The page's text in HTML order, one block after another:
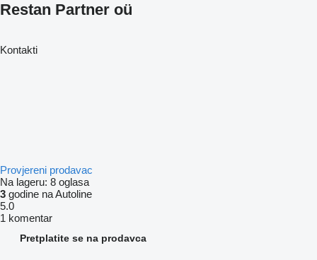
Restan Partner oü
Kontakti
Provjereni prodavac
Na lageru: 8 oglasa
3 godine na Autoline
5.0
1 komentar
Pretplatite se na prodavca